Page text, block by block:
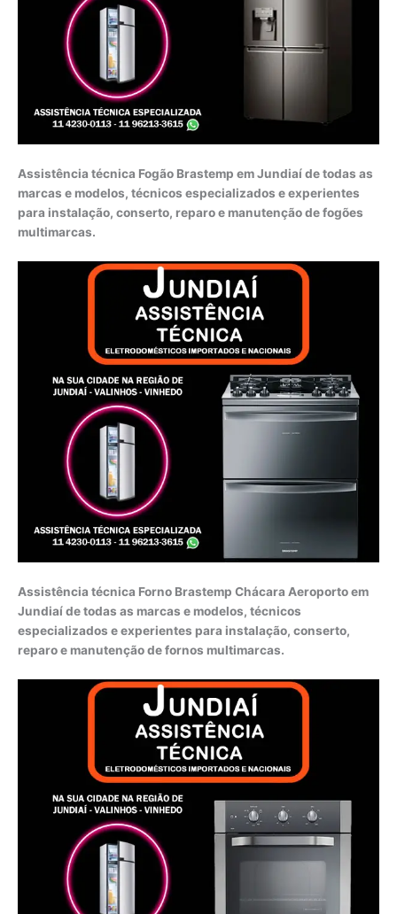
Assistência técnica Fogão Brastemp em Jundiaí de todas as
marcas e modelos, técnicos especializados e experientes
para instalação, conserto, reparo e manutenção de fogões
multimarcas.
Assistência técnica Forno Brastemp Chácara Aeroporto em
Jundiaí de todas as marcas e modelos, técnicos
especializados e experientes para instalação, conserto,
reparo e manutenção de fornos multimarcas.